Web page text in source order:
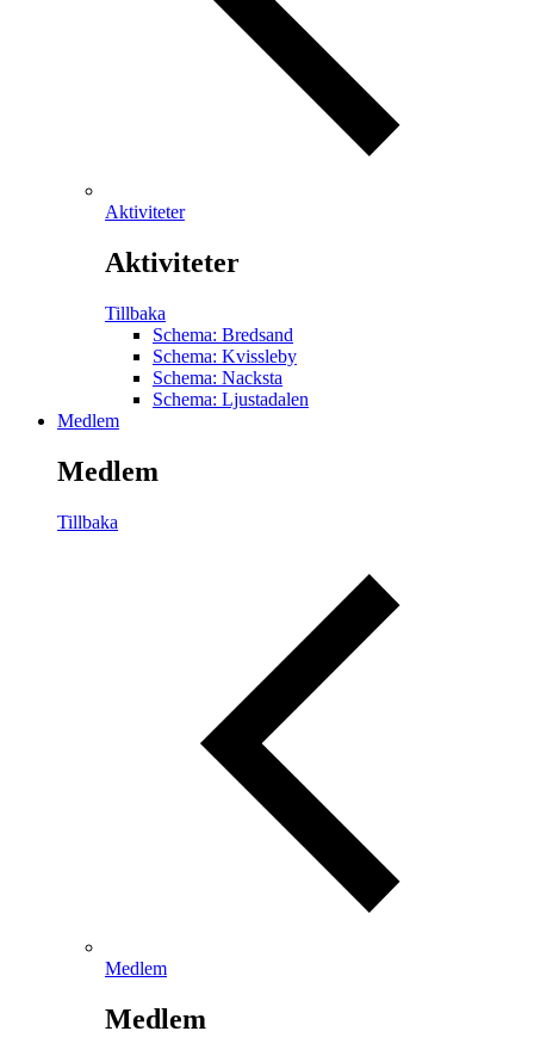
Aktiviteter
Aktiviteter
Tillbaka
Schema: Bredsand
Schema: Kvissleby
Schema: Nacksta
Schema: Ljustadalen
Medlem
Medlem
Tillbaka
Medlem
Medlem